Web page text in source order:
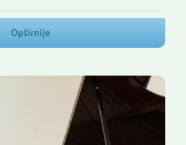
Opširnije